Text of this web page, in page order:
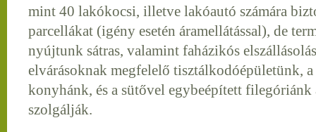
mint 40 lakókocsi, illetve lakóautó számára
parcellákat (igény esetén áramellátással), de
nyújtunk sátras, valamint faházikós
elvárásoknak megfelelő tisztálkodóépületünk,
konyhánk, és a sütővel egybeépített filegóriánk
szolgálják.